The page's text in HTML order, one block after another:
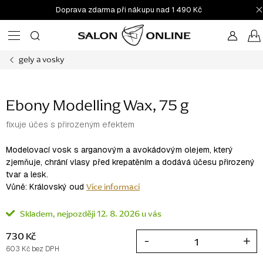
na
obsah
Doprava zdarma při nákupu nad 1 490 Kč
gely a vosky
Ebony Modelling Wax, 75 g
fixuje účes s přirozeným efektem
Modelovací vosk s arganovým a avokádovým olejem, který
zjemňuje, chrání vlasy před krepatěním a dodává účesu přirozený
tvar a lesk.
Vůně: Královský oud Více informací
Skladem 12. 8. 2026
730 Kč
603 Kč bez DPH